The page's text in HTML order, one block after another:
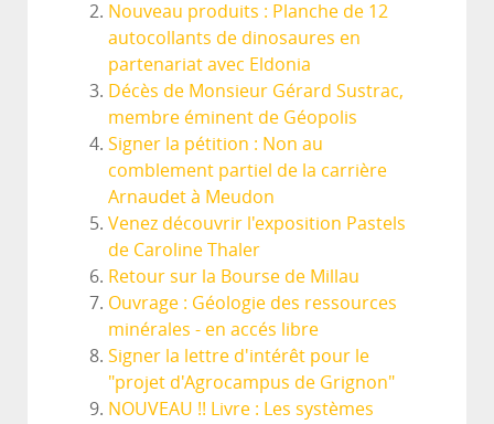
Nouveau produits : Planche de 12
autocollants de dinosaures en
partenariat avec Eldonia
Décès de Monsieur Gérard Sustrac,
membre éminent de Géopolis
Signer la pétition : Non au
comblement partiel de la carrière
Arnaudet à Meudon
Venez découvrir l'exposition Pastels
de Caroline Thaler
Retour sur la Bourse de Millau
Ouvrage : Géologie des ressources
minérales - en accés libre
Signer la lettre d'intérêt pour le
"projet d'Agrocampus de Grignon"
NOUVEAU !! Livre : Les systèmes